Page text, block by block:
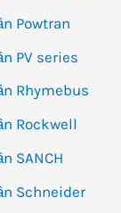
Powtran
PV series
Rhymebus
Rockwell
SANCH
Schneider